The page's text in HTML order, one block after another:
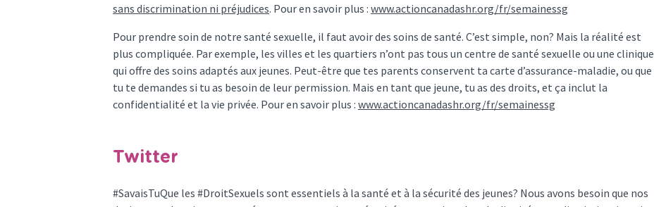
sans discrimination ni préjudices. Pour en savoir plus : www.actioncanadashr.org/fr/semainessg
Pour prendre soin de notre santé sexuelle, il faut avoir des soins de santé. C’est simple, non? Mais la réalité est
plus compliquée. Par exemple, les villes et les quartiers n’ont pas tous un centre de santé sexuelle ou une clinique
qui offre des soins adaptés aux jeunes. Peut-être que tes parents conservent ta carte d’assurance-maladie, ou que
tu te demandes si tu as besoin de leur permission. Mais en tant que jeune, tu as des droits, et ça inclut la
confidentialité et la vie privée. Pour en savoir plus : www.actioncanadashr.org/fr/semainessg
Twitter
#SavaisTuQue les #DroitSexuels sont essentiels à la santé et à la sécurité des jeunes? Nous avons besoin que nos